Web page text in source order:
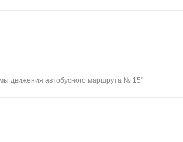
движения автобусного маршрута № 15"